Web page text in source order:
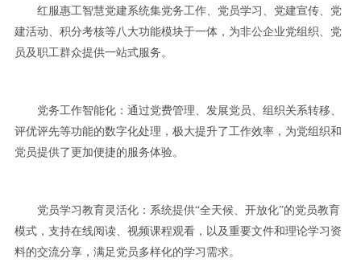
新 闻 资 讯
关 于 我 们
红服惠工智慧党建系统集党务工作、党员学习、党建宣传、党
建活动、积分考核等八大功能模块于一体，为非公企业党组织、党
员及职工群众提供一站式服务。
党务工作智能化：通过党费管理、发展党员、组织关系转移、
评优评先等功能的数字化处理，极大提升了工作效率，为党组织和
党员提供了更加便捷的服务体验。
党员学习教育灵活化：系统提供“全天候、开放化”的党员教育
模式，支持在线阅读、视频课程观看，以及重要文件和理论学习资
料的交流分享，满足党员多样化的学习需求。